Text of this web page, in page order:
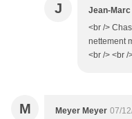
J Jean-
<br />
nettement
<br /> <br /
M Meyer Meyer 07/